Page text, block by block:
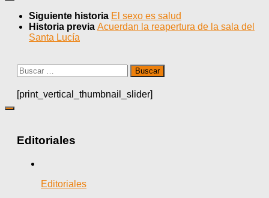
Siguiente historia El sexo es salud
Historia previa Acuerdan la reapertura de la sala del
Santa Lucía
Buscar:
[print_vertical_thumbnail_slider]
Editoriales
Editoriales